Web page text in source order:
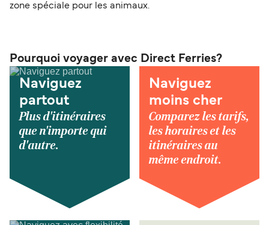
zone spéciale pour les animaux.
Pourquoi voyager avec Direct Ferries?
Naviguez
partout
Plus d'itinéraires
que n'importe qui
d'autre.
Naviguez
moins cher
Comparez les tarifs,
les horaires et les
itinéraires au
même endroit.